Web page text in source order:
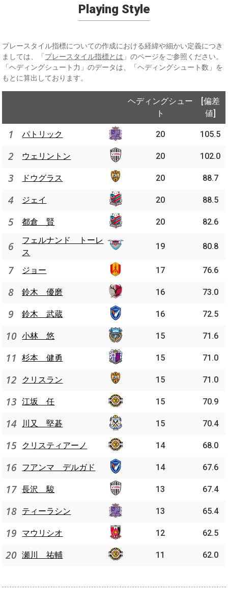
Playing Style
プレースタイル指標についての作成における経緯や細かい定義につき
ましては、「 プレースタイル指標とは 」のページをご参照ください。
「ヘディングシュート力」のデータは、「ヘディングシュート数」を
もとに算出しております。
ヘディングシュー
ト
[偏差
値]
1 パトリック 20 105.5
2 ウェリントン 20 102.0
3 ドウグラス 20 88.7
4 ジェイ 20 88.5
5 都倉 賢 20 82.6
6
フェルナンド トーレ
ス
19 80.8
7 ジョー 17 76.6
8 鈴木 優磨 16 73.0
9 鈴木 武蔵 16 72.5
10 小林 悠 15 71.6
11 杉本 健勇 15 71.0
12 クリスラン 15 71.0
13 江坂 任 15 70.9
14 川又 堅碁 15 70.4
15 クリスティアーノ 14 68.0
16 フアンマ デルガド 14 67.6
17 長沢 駿 13 67.4
18 ティーラシン 13 65.4
19 マウリシオ 12 62.5
20 瀬川 祐輔 11 62.0